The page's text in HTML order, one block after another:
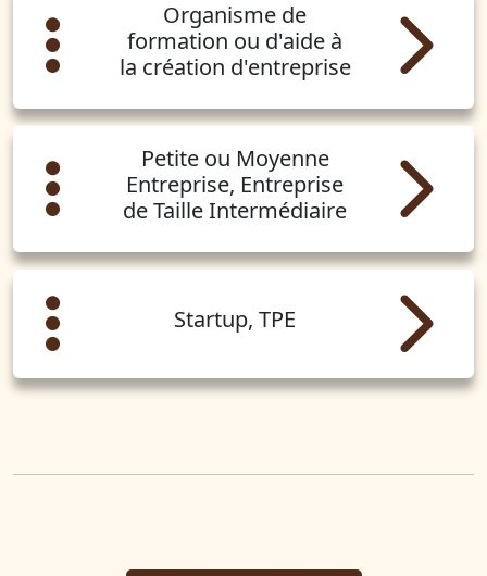
Organisme de
formation ou d'aide à
la création d'entreprise
Petite ou Moyenne
Entreprise, Entreprise
de Taille Intermédiaire
Startup, TPE